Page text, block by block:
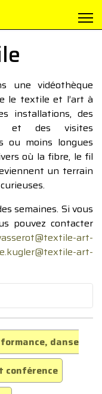
une vidéothèque
le textile et l’art à
installations, des
et des visites
ou moins longues
où la fibre, le fil
un terrain
semaines. Si vous
pouvez contacter
art-
art-
danse
conférence